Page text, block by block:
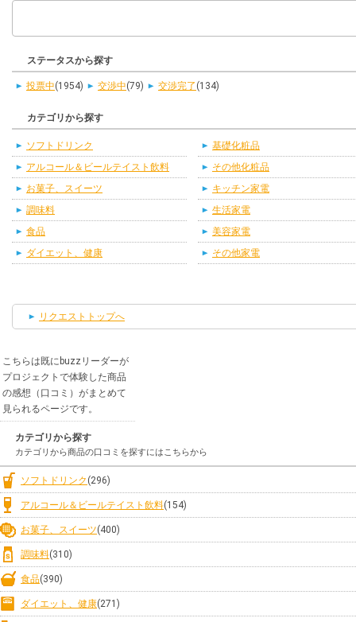
ステータスから探す
投票中(1954) 交渉中(79) 交渉完了 (134)
カテゴリから探す
ソフトドリンク
アルコール＆ビールテイスト飲料
お菓子、スイーツ
調味料
食品
ダイエット、健康
基礎化粧品
その他化粧品
キッチン家電
生活家電
美容家電
その他家電
リクエストトップへ
こちらは既にbuzzリーダーが
プロジェクトで体験した商品
の感想（口コミ）がまとめて
見られるページです。
カテゴリから探す
カテゴリから商品の口コミを探すにはこちらから
ソフトドリンク (296)
アルコール＆ビールテイスト飲料(154)
お菓子、スイーツ(400)
調味料(310)
食品(390)
ダイエット、健康(271)